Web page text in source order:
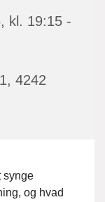
kl. 19:15 -
4242
synge
og hvad